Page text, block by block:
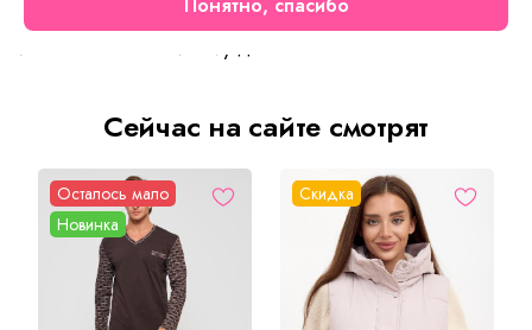
заниматься домашними делами, отдыхать или
использовать как пижаму для сна.
Сейчас на сайте смотрят
Осталось мало
Новинка
Скидка